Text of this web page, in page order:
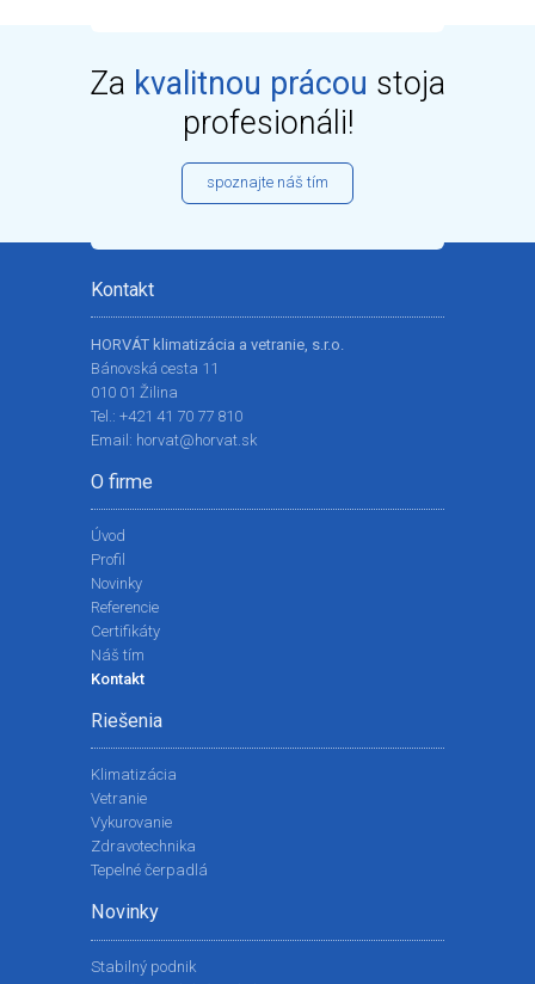
Za kvalitnou prácou stoja
profesionáli!
spoznajte náš tím
Kontakt
HORVÁT klimatizácia a vetranie, s.r.o.
Bánovská cesta 11
010 01 Žilina
Tel.: +421 41 70 77 810
Email: horvat@horvat.sk
O firme
Úvod
Profil
Novinky
Referencie
Certifikáty
Náš tím
Kontakt
Riešenia
Klimatizácia
Vetranie
Vykurovanie
Zdravotechnika
Tepelné čerpadlá
Novinky
Stabilný podnik